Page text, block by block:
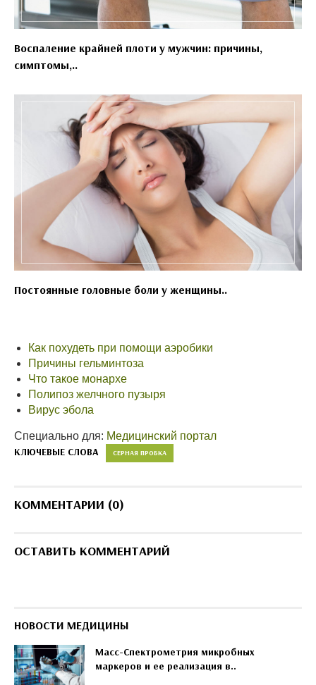
Воспаление крайней плоти у мужчин: причины,
симптомы,..
Постоянные головные боли у женщины..
Как похудеть при помощи аэробики
Причины гельминтоза
Что такое монархе
Полипоз желчного пузыря
Вирус эбола
Специально для: Медицинский портал
КЛЮЧЕВЫЕ СЛОВА СЕРНАЯ ПРОБКА
КОММЕНТАРИИ (0)
ОСТАВИТЬ КОММЕНТАРИЙ
НОВОСТИ МЕДИЦИНЫ
Масс-Спектрометрия микробных
маркеров и ее реализация в..